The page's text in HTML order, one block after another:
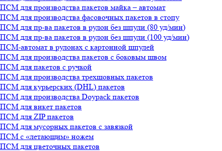
ПСМ для производства пакетов майка – автомат
ПСМ для производства фасовочных пакетов в стопу
ПСМ для пр-ва пакетов в рулон без шпули (80 уд/мин)
ПСМ для пр-ва пакетов в рулон без шпули (100 уд/мин)
ПСМ-автомат в рулонах с картонной шпулей
ПСМ для производства пакетов с боковым швом
ПСМ для пакетов с ручкой
ПСМ для производства трехшовных пакетов
ПСМ для курьерских (DHL) пакетов
ПСМ для производства Doypack пакетов
ПСМ для викет пакетов
ПСМ для ZIP пакетов
ПСМ для мусорных пакетов с завязкой
ПСМ с «летающим» ножем
ПСМ для цветочных пакетов